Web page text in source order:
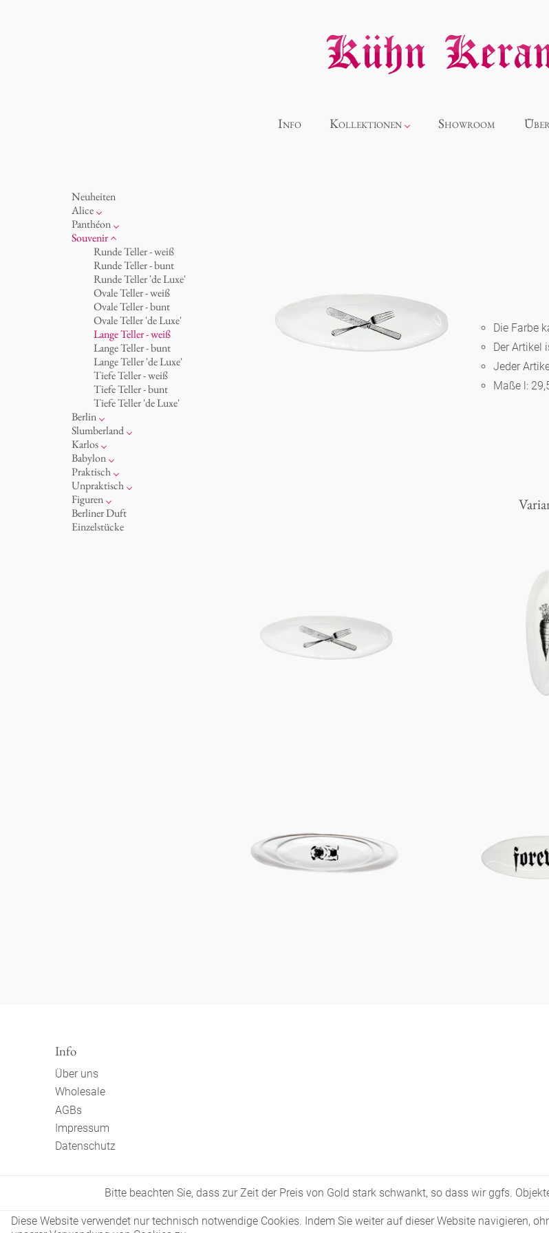
Info Kollektionen
Souvenir
Berlin
Figuren
Showroom
Neuheiten
Alice
Porzellan
Ozean
Tassen 'Glam' weiß
Tassen - weiß
Tassen 'Glam'
Tassen 'de Luxe'
Becher
Becher 'de Luxe'
Schalen
Milchkännchen
Panthéon
Persönlichkeiten
Schriftsteller
Schauspieler
Künstler
Mode
Koch
Königlich
Humor
klassische Musiker
zeitgenössische Musiker
Souvenir
Runde Teller - weiß
Runde Teller - bunt
Runde Teller 'de Luxe'
Ovale Teller - weiß
Ovale Teller - bunt
Ovale Teller 'de Luxe'
Lange Teller - weiß
Lange Teller - bunt
Lange Teller 'de Luxe'
Tiefe Teller - weiß
Tiefe Teller - bunt
Tiefe Teller 'de Luxe'
Berlin
Noël
Tassen
Teller
zum Servieren
Aschenbecher
Slumberland
Kuchenteller
Teekanne
Etagere
amuse gueule
Karlos
Fressnapf
Vasen 'de Luxe'
Vasen
Dosen
Kerzenständer
Babylon
Korb 'de Luxe'
Schalen 'de Luxe'
Weiß
Goldener Käfig
Praktisch
Hände und Füße
Bad
Räucherstäbchenhalter
Schnickschnack
Unpraktisch
Spielen
Dies & Das
Buchstaben
Figuren
Schachspiel Alice
Porzellanfiguren
Berliner Duft
Einzelstücke
Die Farbe
Der Artikel
Jeder
Maße l:
Info
Über uns
Wholesale
AGBs
Impressum
Datenschutz
Diese Website verwendet nur technisch notwendige Cookies. Indem Sie weiter auf dieser Website navigieren,
Bitte beachten Sie, dass zur Zeit der Preis von Gold stark schwankt, so dass wir ggfs.